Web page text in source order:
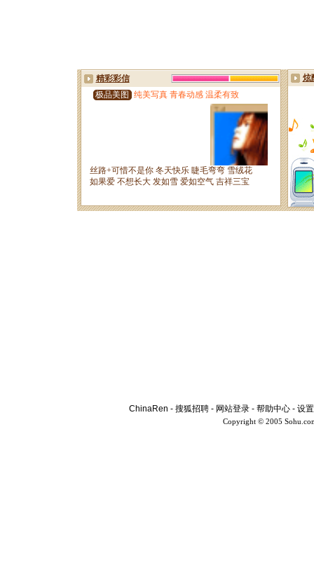
ChinaRen - 搜狐招聘 - 网站登录 - 帮助中心 - 设
Copyright © 2005